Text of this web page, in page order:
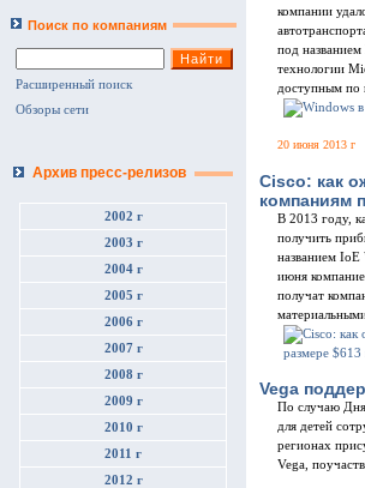
Поиск по компаниям
Расширенный поиск
Обзоры сети
Архив пресс-релизов
2002 г
2003 г
2004 г
2005 г
2006 г
2007 г
2008 г
2009 г
2010 г
2011 г
2012 г
компании
под названием
технологии
доступным по
20 июня 2013 г
Cisco: как
компаниям
В 2013 году,
получить
названием
июня
получат
Vega
По случаю Дня
для детей
регионах
Vega,